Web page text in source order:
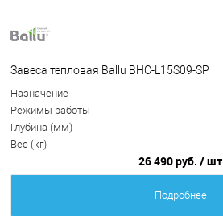
Завеса тепловая Ballu BHC-L15S09-SP
Назначение
Режимы работы
Глубина (мм)
Вес (кг)
26 490 руб. / шт
Подробнее